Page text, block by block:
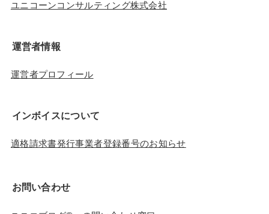
ユニコーンコンサルティング株式会社
運営者情報
運営者プロフィール
インボイスについて
適格請求書発行事業者登録番号のお知らせ
お問い合わせ